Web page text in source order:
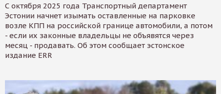
С октября 2025 года Транспортный департамент
Эстонии начнет изымать оставленные на парковке
возле КПП на российской границе автомобили, а потом
- если их законные владельцы не объявятся через
месяц - продавать. Об этом сообщает эстонское
издание ERR